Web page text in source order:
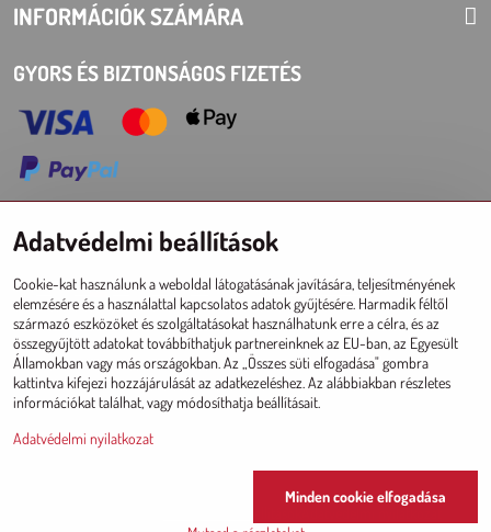
INFORMÁCIÓK SZÁMÁRA
GYORS ÉS BIZTONSÁGOS FIZETÉS
Choose Eshop for your delivery country:
AT CZ DE SK HU PL EU other countries
NAGYKERESKEDELMI ESHOP
Registráció l Bejelentkezésí
Since 2017 © CM
Adatvédelmi beállítások
Cookie-kat használunk a weboldal látogatásának javítására, teljesítményének
elemzésére és a használattal kapcsolatos adatok gyűjtésére. Harmadik féltől
származó eszközöket és szolgáltatásokat használhatunk erre a célra, és az
összegyűjtött adatokat továbbíthatjuk partnereinknek az EU-ban, az Egyesült
Államokban vagy más országokban. Az „Összes süti elfogadása" gombra
kattintva kifejezi hozzájárulását az adatkezeléshez. Az alábbiakban részletes
információkat találhat, vagy módosíthatja beállításait.
Adatvédelmi nyilatkozat
Minden cookie elfogadása